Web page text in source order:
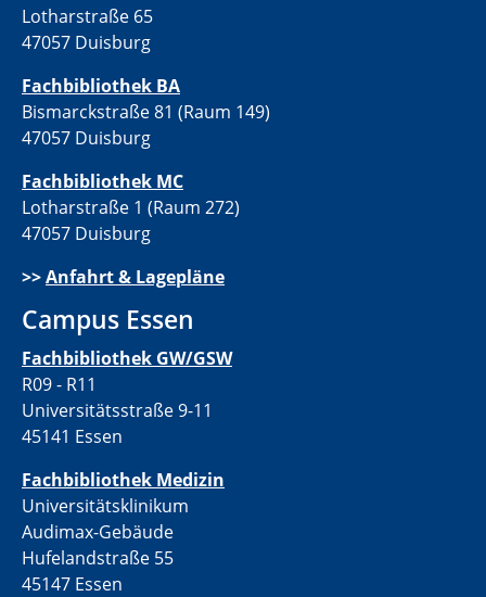
Lotharstraße 65
47057 Duisburg
Fachbibliothek BA
Bismarckstraße 81 (Raum 149)
47057 Duisburg
Fachbibliothek MC
Lotharstraße 1 (Raum 272)
47057 Duisburg
>>Anfahrt & Lagepläne
Campus Essen
Fachbibliothek GW/GSW
R09 - R11
Universitätsstraße 9-11
45141 Essen
Fachbibliothek Medizin
Universitätsklinikum
Audimax-Gebäude
Hufelandstraße 55
45147 Essen